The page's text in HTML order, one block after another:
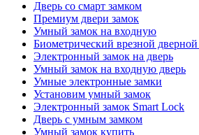
Дверь со смарт замком
Премиум двери замок
Умный замок на входную
Биометрический врезной
Электронный замок на дверь
Умный замок на входную дверь
Умные электронные замки
Установим умный замок
Электронный замок Smart Lock
Дверь с умным замком
Умный замок купить